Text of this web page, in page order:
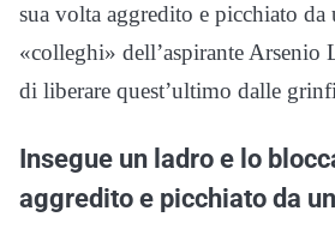
sua volta aggredito e picchiato
«colleghi» dell’aspirante Arsenio
di liberare quest’ultimo dalle
Insegue un ladro e lo
aggredito e picchiato da